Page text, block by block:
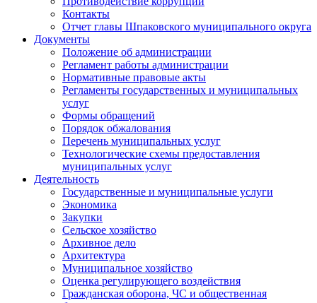
Контакты
Отчет главы Шпаковского муниципального округа
Документы
Положение об администрации
Регламент работы администрации
Нормативные правовые акты
Регламенты государственных и муниципальных
услуг
Формы обращений
Порядок обжалования
Перечень муниципальных услуг
Технологические схемы предоставления
муниципальных услуг
Деятельность
Государственные и муниципальные услуги
Экономика
Закупки
Сельское хозяйство
Архивное дело
Архитектура
Муниципальное хозяйство
Оценка регулирующего воздействия
Гражданская оборона, ЧС и общественная